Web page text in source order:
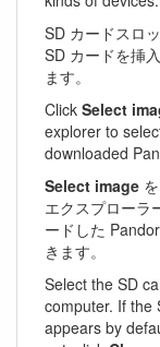
SD カードスロ
SD カードを挿
ます。
Click Select
explorer to
downloaded
Select image
エクスプローラ
ードした
きます。
Select the SD
computer. If the
appears by